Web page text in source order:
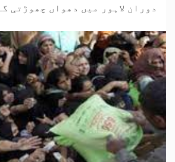
دوران لاہور میں دھواں چھوڑتی